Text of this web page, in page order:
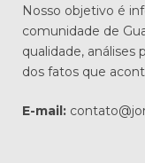
Nosso objetivo é
comunidade de
qualidade, análises
dos fatos que
E-mail: